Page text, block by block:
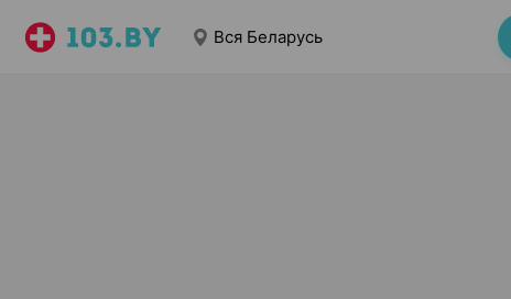
Вся Беларусь